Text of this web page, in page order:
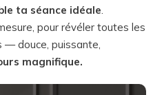
ta séance idéale.
pour révéler toutes les
— douce, puissante,
magnifique.